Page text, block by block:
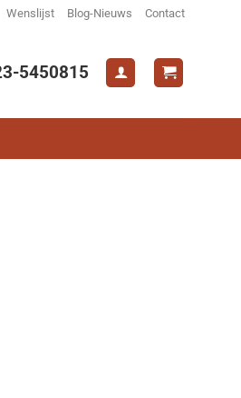
Wenslijst Blog-Nieuws Contact
5450815